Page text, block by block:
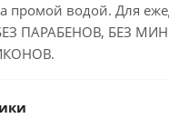
промой водой. Для
ПАРАБЕНОВ, БЕЗ